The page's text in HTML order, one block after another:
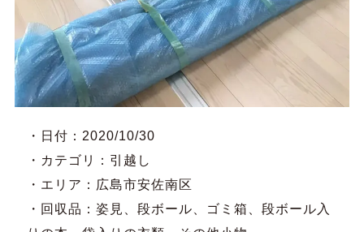
・日付：2020/10/30
・カテゴリ：引越し
・エリア：広島市安佐南区
・回収品：姿見、段ボール、ゴミ箱、段ボール入